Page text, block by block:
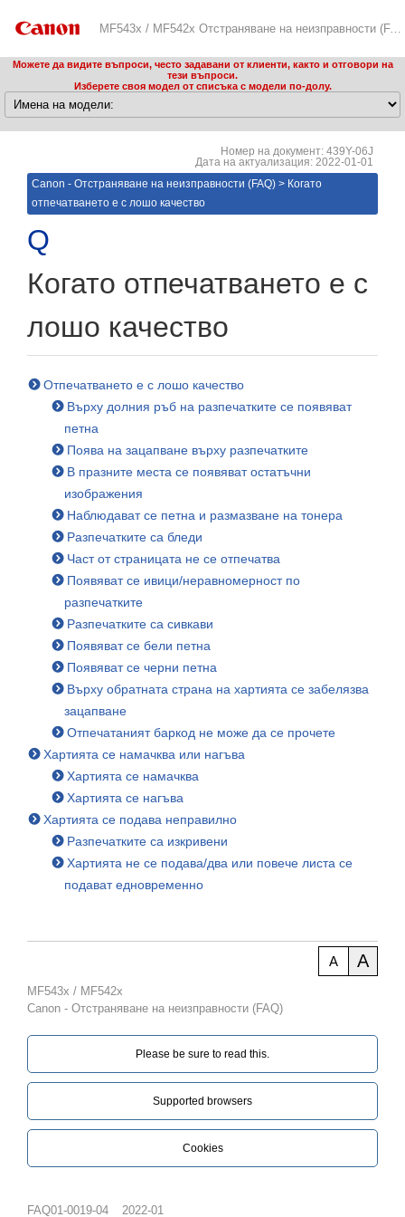
MF543x / MF542x Отстраняване на неизправности (FAQ)
Можете да видите въпроси, често задавани от клиенти, както и отговори на
тези въпроси.
Изберете своя модел от списъка с модели по-долу.
Номер на документ: 439Y-06J
Дата на актуализация: 2022-01-01
Canon - Отстраняване на неизправности (FAQ) > Когато
отпечатването е с лошо качество
Когато отпечатването е с
лошо качество
Отпечатването е с лошо качество
Върху долния ръб на разпечатките се появяват
петна
Поява на зацапване върху разпечатките
В празните места се появяват остатъчни
изображения
Наблюдават се петна и размазване на тонера
Разпечатките са бледи
Част от страницата не се отпечатва
Появяват се ивици/неравномерност по
разпечатките
Разпечатките са сивкави
Появяват се бели петна
Появяват се черни петна
Върху обратната страна на хартията се забелязва
зацапване
Отпечатаният баркод не може да се прочете
Хартията се намачква или нагъва
Хартията се намачква
Хартията се нагъва
Хартията се подава неправилно
Разпечатките са изкривени
Хартията не се подава/два или повече листа се
подават едновременно
MF543x / MF542x
Canon - Отстраняване на неизправности (FAQ)
Please be sure to read this.‎
Supported browsers
Cookies
FAQ01-0019-04 2022-01
A A